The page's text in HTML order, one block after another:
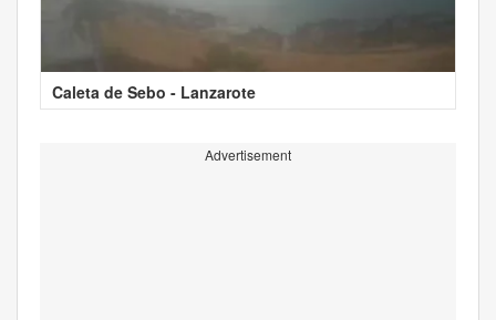
Caleta de Sebo - Lanzarote
Advertisement